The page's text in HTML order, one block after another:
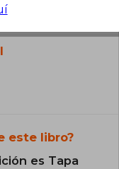
este libro?
es Tapa